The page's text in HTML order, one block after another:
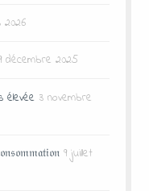
2026
décembre 2025
élevée 3 novembre
9 juillet